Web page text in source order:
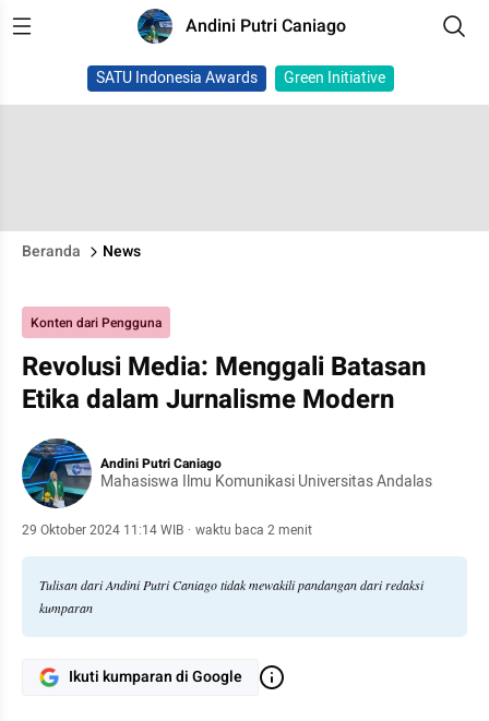
Andini Putri Caniago
SATU Indonesia Awards Green Initiative
Beranda News
Konten dari Pengguna
Revolusi Media: Menggali Batasan
Etika dalam Jurnalisme Modern
Andini Putri Caniago
Mahasiswa Ilmu Komunikasi Universitas Andalas
29 Oktober 2024 11:14 WIB · waktu baca 2 menit
Tulisan dari Andini Putri Caniago tidak mewakili pandangan dari redaksi
kumparan
Ikuti kumparan di Google